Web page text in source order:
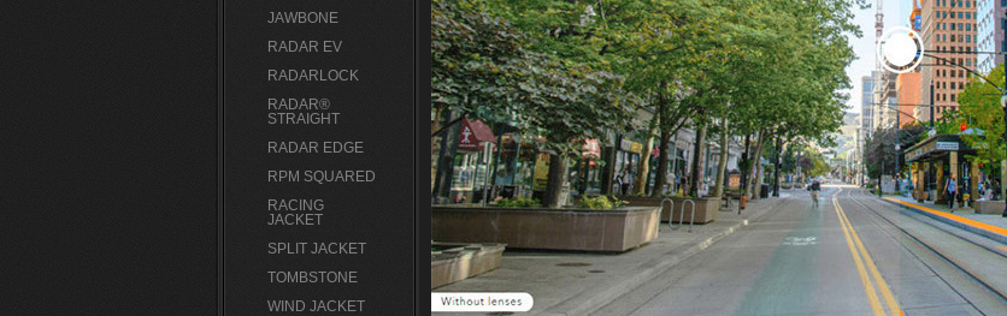
JAWBONE
RADAR EV
RADARLOCK
RADAR®
STRAIGHT
RADAR EDGE
RPM SQUARED
RACING
JACKET
SPLIT JACKET
TOMBSTONE
WIND JACKET